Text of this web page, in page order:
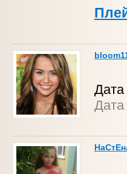
Дата